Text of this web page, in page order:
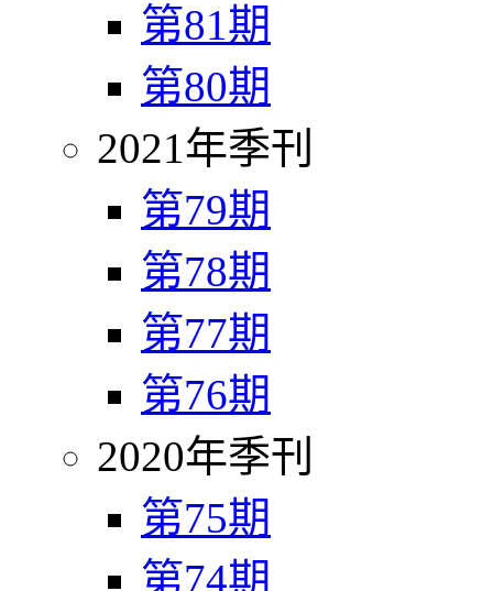
第81期
第80期
2021年季刊
第79期
第78期
第77期
第76期
2020年季刊
第75期
第74期